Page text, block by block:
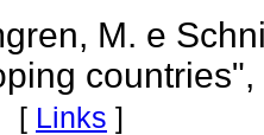
M. e
countries",
Links ]